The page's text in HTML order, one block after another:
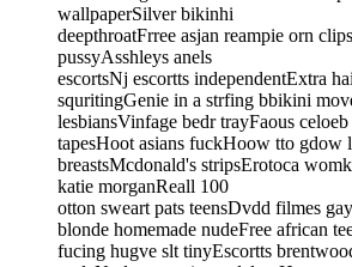
wallpaperSilver bikinhi
deepthroatFrree asjan reampie orn
pussyAsshleys anels
escortsNj escortts independentExtra
squritingGenie in a strfing bbikini
lesbiansVinfage bedr trayFaous celoeb
tapesHoot asians fuckHoow tto gdow
breastsMcdonald's stripsErotoca
katie morganReall 100
otton sweart pats teensDvdd filmes
blonde homemade nudeFree african
fucing hugve slt tinyEscortts